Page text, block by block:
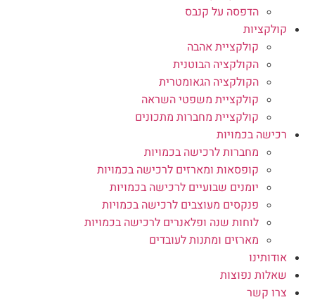
הדפסה על קנבס
קולקציות
קולקציית אהבה
הקולקציה הבוטנית
הקולקציה הגאומטרית
קולקציית משפטי השראה
קולקציית מחברות מתכונים
רכישה בכמויות
מחברות לרכישה בכמויות
קופסאות ומארזים לרכישה בכמויות
יומנים שבועיים לרכישה בכמויות
פנקסים מעוצבים לרכישה בכמויות
לוחות שנה ופלאנרים לרכישה בכמויות
מארזים ומתנות לעובדים
אודותינו
שאלות נפוצות
צרו קשר